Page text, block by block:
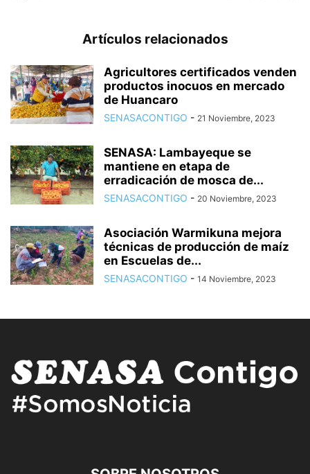
Artículos relacionados
Agricultores certificados venden
productos inocuos en mercado
de Huancaro
SENASACONTIGO - 21 Noviembre, 2023
SENASA: Lambayeque se
mantiene en etapa de
erradicación de mosca de...
SENASACONTIGO - 20 Noviembre, 2023
Asociación Warmikuna mejora
técnicas de producción de maíz
en Escuelas de...
SENASACONTIGO - 14 Noviembre, 2023